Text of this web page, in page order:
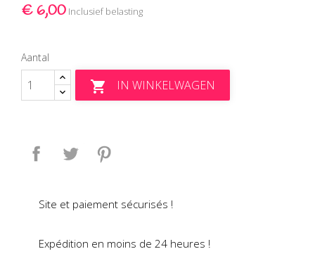
€ 6,00 Inclusief belasting
Aantal
 IN WINKELWAGEN
Delen Tweet
Site et paiement sécurisés !
Expédition en moins de 24 heures !